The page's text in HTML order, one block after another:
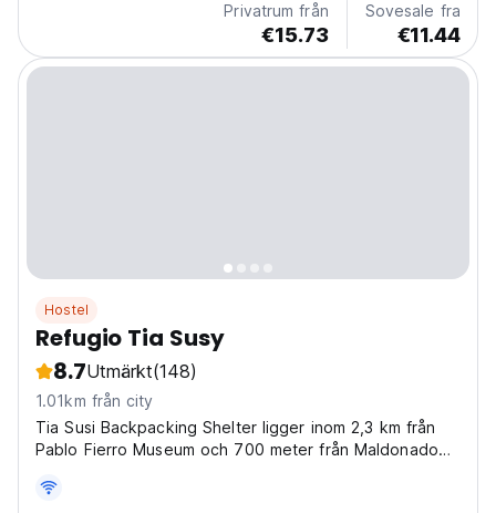
Privatrum från
€15.73
Sovesale fra
€11.44
Hostel
Refugio Tia Susy
8.7Utmärkt(148)
1.01km från city
Tia Susi Backpacking Shelter ligger inom 2,3 km från
Pablo Fierro Museum och 700 meter från Maldonado
och gratis Wi-Fi.